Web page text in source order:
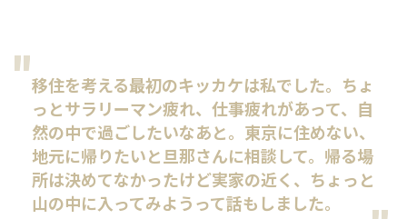
移住を考える最初のキッカケは私でした。ちょ
っとサラリーマン疲れ、仕事疲れがあって、自
然の中で過ごしたいなあと。東京に住めない、
地元に帰りたいと旦那さんに相談して。帰る場
所は決めてなかったけど実家の近く、ちょっと
山の中に入ってみようって話もしました。